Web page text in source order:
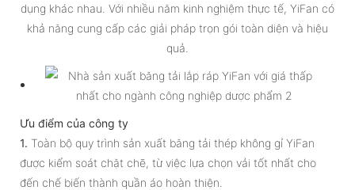
dụng khác nhau. Với nhiều năm kinh nghiệm thực tế, YiFan có
khả năng cung cấp các giải pháp trọn gói toàn diện và hiệu
quả.
Ưu điểm của công ty
1. Toàn bộ quy trình sản xuất băng tải thép không gỉ YiFan
được kiểm soát chặt chẽ, từ việc lựa chọn vải tốt nhất cho
đến chế biến thành quần áo hoàn thiện.